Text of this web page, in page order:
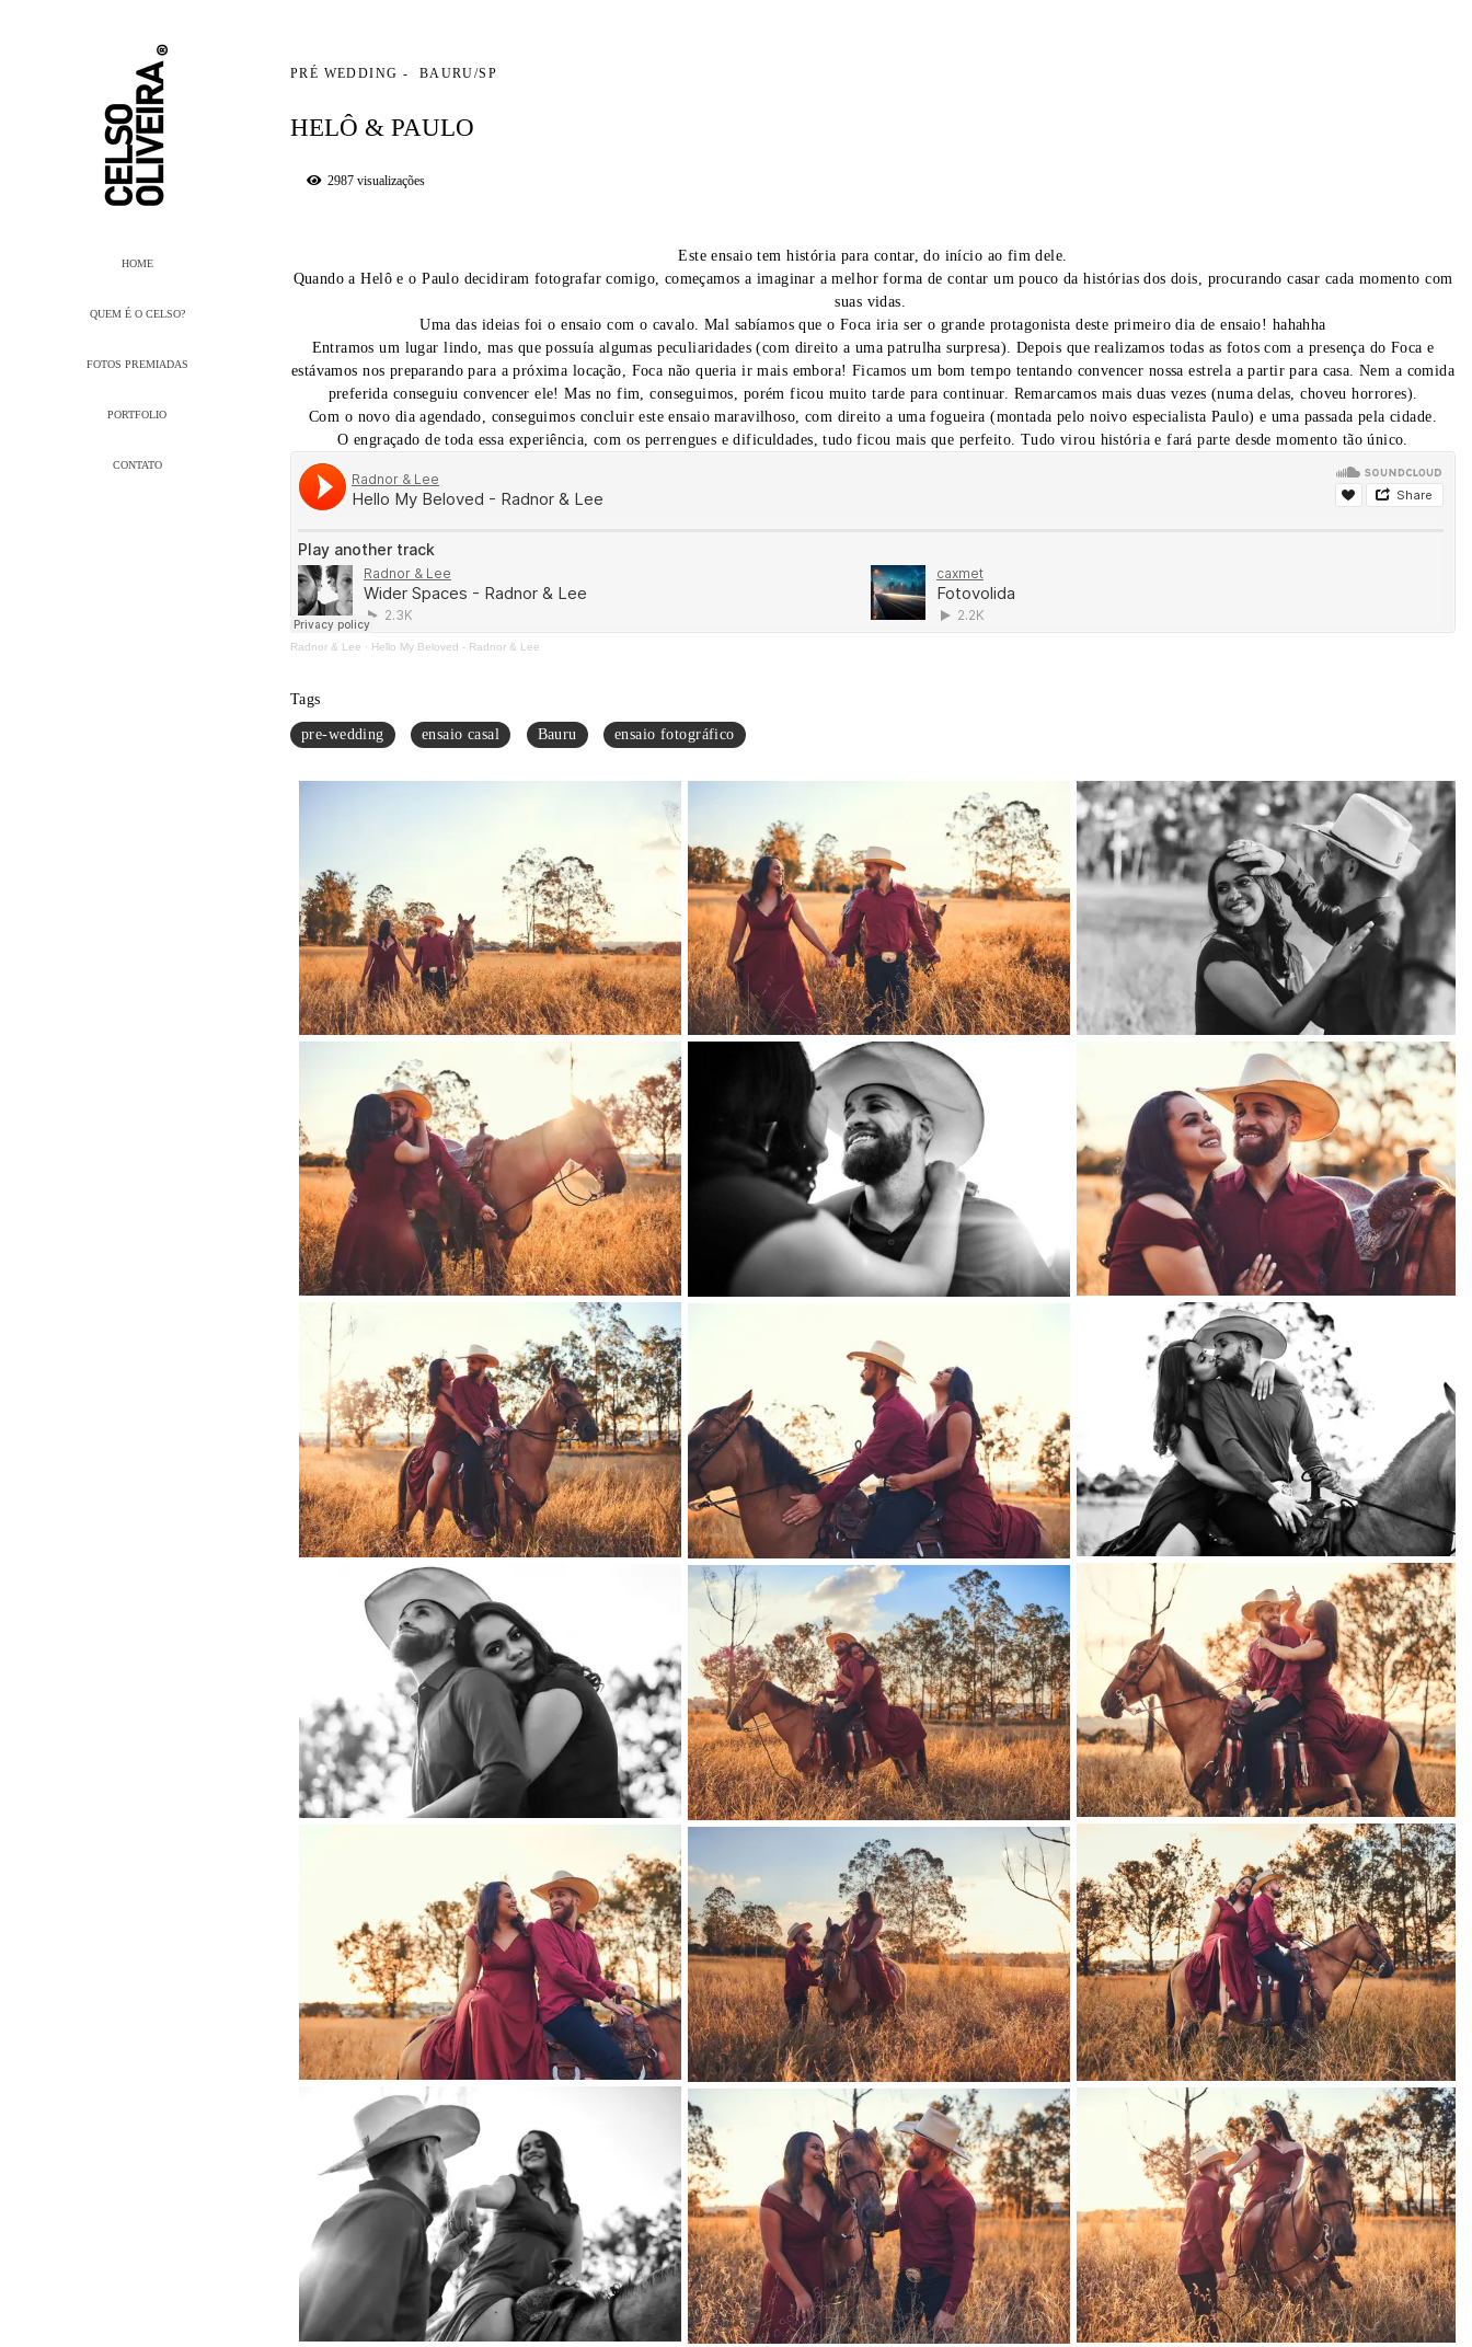
HOME
QUEM É O CELSO?
FOTOS PREMIADAS
PORTFOLIO
CONTATO
PRÉ WEDDING BAURU/SP
HELÔ & PAULO
2987 visualizações
Este ensaio tem história para contar, do início ao fim dele.
Quando a Helô e o Paulo decidiram fotografar comigo, começamos a imaginar a melhor forma de contar um pouco da histórias dos dois, procurando casar cada momento com
suas vidas.
Uma das ideias foi o ensaio com o cavalo. Mal sabíamos que o Foca iria ser o grande protagonista deste primeiro dia de ensaio! hahahha
Entramos um lugar lindo, mas que possuía algumas peculiaridades (com direito a uma patrulha surpresa). Depois que realizamos todas as fotos com a presença do Foca e
estávamos nos preparando para a próxima locação, Foca não queria ir mais embora! Ficamos um bom tempo tentando convencer nossa estrela a partir para casa. Nem a comida
preferida conseguiu convencer ele! Mas no fim, conseguimos, porém ficou muito tarde para continuar. Remarcamos mais duas vezes (numa delas, choveu horrores).
Com o novo dia agendado, conseguimos concluir este ensaio maravilhoso, com direito a uma fogueira (montada pelo noivo especialista Paulo) e uma passada pela cidade.
O engraçado de toda essa experiência, com os perrengues e dificuldades, tudo ficou mais que perfeito. Tudo virou história e fará parte desde momento tão único.
Radnor & Lee · Hello My Beloved - Radnor & Lee
Tags
pre-wedding ensaio casal Bauru ensaio fotográfico